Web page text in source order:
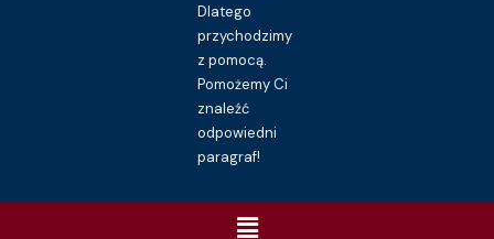
Dlatego
przychodzimy
z pomocą.
Pomożemy Ci
znaleźć
odpowiedni
paragraf!
Menu